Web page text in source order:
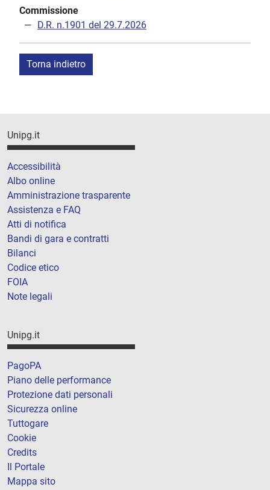
Commissione
D.R. n.1901 del 29.7.2026
Torna indietro
Unipg.it
Accessibilità
Albo online
Amministrazione trasparente
Assistenza e FAQ
Atti di notifica
Bandi di gara e contratti
Bilanci
Codice etico
FOIA
Note legali
Unipg.it
PagoPA
Piano delle performance
Protezione dati personali
Sicurezza online
Tuttogare
Cookie
Credits
Il Portale
Mappa sito